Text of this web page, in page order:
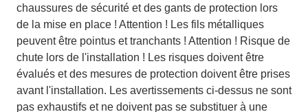
chaussures de sécurité et des gants de protection lors
de la mise en place ! Attention ! Les fils métalliques
peuvent être pointus et tranchants ! Attention ! Risque de
chute lors de l'installation ! Les risques doivent être
évalués et des mesures de protection doivent être prises
avant l'installation. Les avertissements ci-dessus ne sont
pas exhaustifs et ne doivent pas se substituer à une